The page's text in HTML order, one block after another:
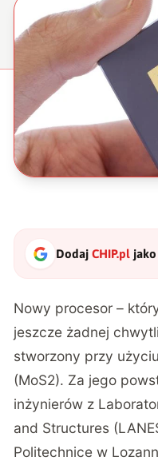
DodajCHIP.pl
Nowy procesor –
jeszcze żadnej
stworzony przy
(MoS2). Za jego
inżynierów z
and Structures
Politechnice w